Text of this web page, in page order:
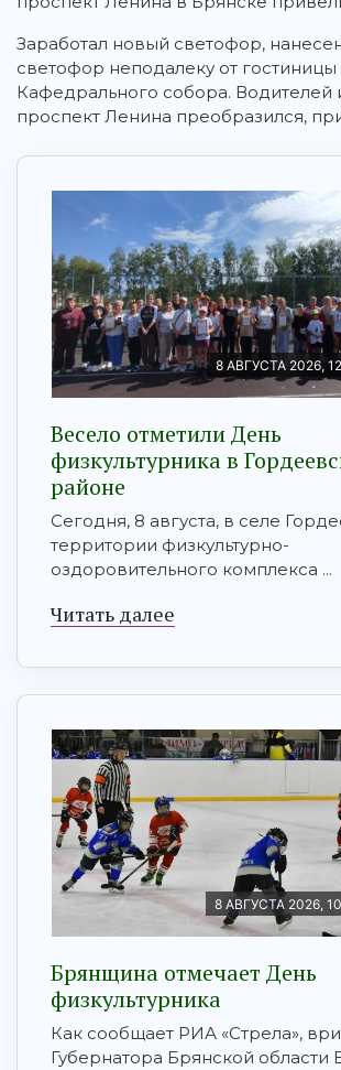
Заработал новый светофор,
светофор неподалеку от
Кафедрального собора.
проспект Ленина преобразился,
8 АВГУСТА 2026,
Весело отметили День
физкультурника в
районе
Сегодня, 8 августа, в селе
территории физкультурно-
оздоровительного комплекса ...
Читать далее
8 АВГУСТА 2026,
Брянщина отмечает День
физкультурника
Как сообщает РИА «Стрела»,
Губернатора Брянской области